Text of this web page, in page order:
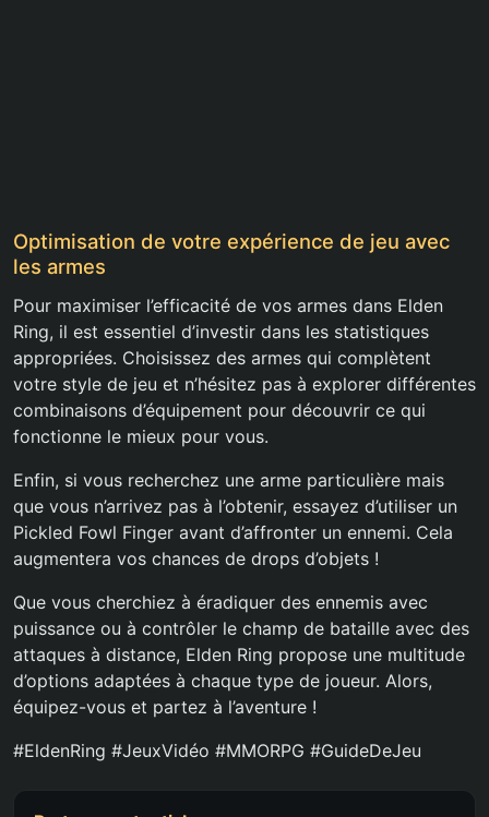
Optimisation de votre expérience de jeu avec
les armes
Pour maximiser l’efficacité de vos armes dans Elden
Ring, il est essentiel d’investir dans les statistiques
appropriées. Choisissez des armes qui complètent
votre style de jeu et n’hésitez pas à explorer différentes
combinaisons d’équipement pour découvrir ce qui
fonctionne le mieux pour vous.
Enfin, si vous recherchez une arme particulière mais
que vous n’arrivez pas à l’obtenir, essayez d’utiliser un
Pickled Fowl Finger avant d’affronter un ennemi. Cela
augmentera vos chances de drops d’objets !
Que vous cherchiez à éradiquer des ennemis avec
puissance ou à contrôler le champ de bataille avec des
attaques à distance, Elden Ring propose une multitude
d’options adaptées à chaque type de joueur. Alors,
équipez-vous et partez à l’aventure !
#EldenRing #JeuxVidéo #MMORPG #GuideDeJeu